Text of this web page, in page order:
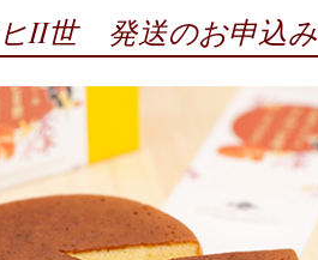
II世 発送のお申込み